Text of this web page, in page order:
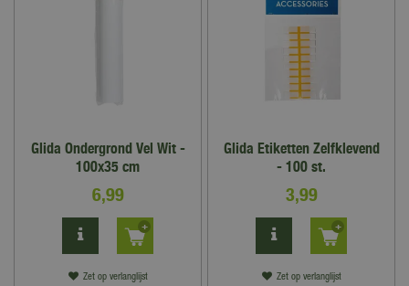
Glida Ondergrond Vel Wit -
100x35 cm
6,99
Zet op verlanglijst
Glida Etiketten Zelfklevend
- 100 st.
3,99
Zet op verlanglijst